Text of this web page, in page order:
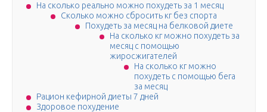
На сколько реально можно похудеть за 1 месяц
Сколько можно сбросить кг без спорта
Похудеть за месяц на белковой диете
На сколько кг можно похудеть за
месяц с помощью
жиросжигателей
На сколько кг можно
похудеть с помощью бега
за месяц
Рацион кефирной диеты 7 дней
Здоровое похудение